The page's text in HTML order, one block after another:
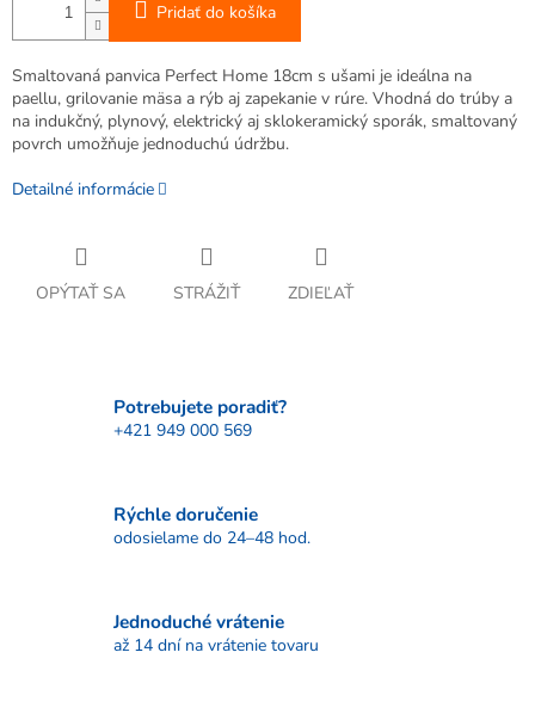
Pridať do košíka
Smaltovaná panvica Perfect Home 18cm s ušami je ideálna na
paellu, grilovanie mäsa a rýb aj zapekanie v rúre. Vhodná do trúby a
na indukčný, plynový, elektrický aj sklokeramický sporák, smaltovaný
povrch umožňuje jednoduchú údržbu.
Detailné informácie
OPÝTAŤ SA STRÁŽIŤ ZDIEĽAŤ
Potrebujete poradiť?
+421 949 000 569
Rýchle doručenie
odosielame do 24–48 hod.
Jednoduché vrátenie
až 14 dní na vrátenie tovaru